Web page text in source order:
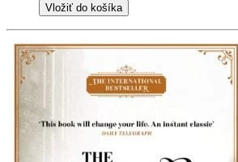
Vložiť do košíka